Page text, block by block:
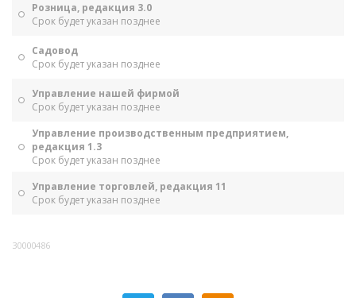
Розница, редакция 3.0
Срок будет указан позднее
Садовод
Срок будет указан позднее
Управление нашей фирмой
Срок будет указан позднее
Управление производственным предприятием,
редакция 1.3
Срок будет указан позднее
Управление торговлей, редакция 11
Срок будет указан позднее
30000486